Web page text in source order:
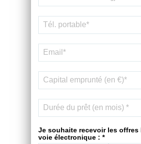
Je souhaite recevoir les offres
voie électronique : *